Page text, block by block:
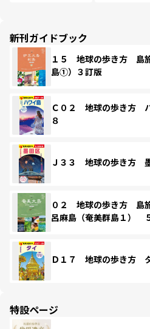
新刊ガイドブック
１５ 地球の歩き方 島
島①）３訂版
Ｃ０２ 地球の歩き方
８
Ｊ３３ 地球の歩き方
０２ 地球の歩き方
呂麻島（奄美群島１）
Ｄ１７ 地球の歩き方
特設ページ